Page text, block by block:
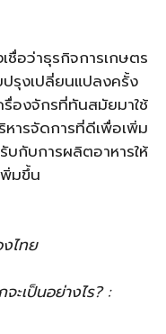
อว่าธุรกิจการเกษตร
รุงเปลี่ยนแปลงครั้ง
องจักรที่ทันสมัยมาใช้
จัดการที่ดีเพื่อเพิ่ม
กับการผลิตอาหารให้
มขึ้น
ไทย
ะเป็นอย่างไร? :